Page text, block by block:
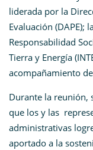
liderada por la
Evaluación (DAPE);
Responsabilidad
Tierra y Energía
acompañamiento
Durante la reunión,
que los y las
administrativas
aportado a la